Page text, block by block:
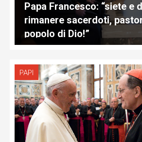
Papa Francesco: “siete e
rimanere sacerdoti,
popolo di Dio!”
PAPI